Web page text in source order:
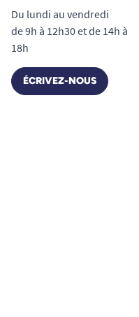
Du lundi au vendredi
de 9h à 12h30 et de 14h à
18h
ÉCRIVEZ-NOUS